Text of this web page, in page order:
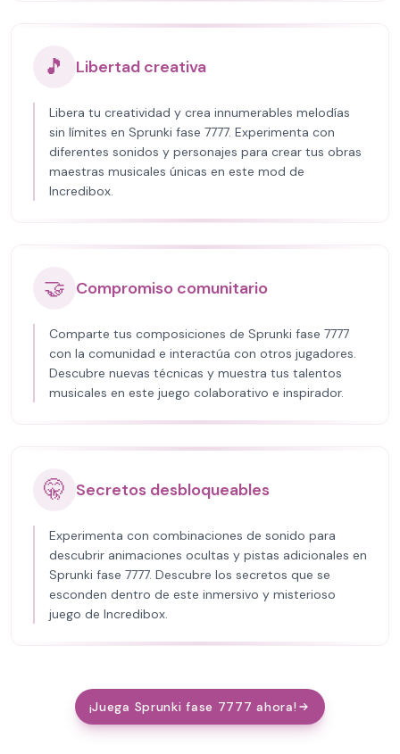
🎵 Libertad creativa
Libera tu creatividad y crea innumerables melodías
sin límites en Sprunki fase 7777. Experimenta con
diferentes sonidos y personajes para crear tus obras
maestras musicales únicas en este mod de
Incredibox.
🤝 Compromiso comunitario
Comparte tus composiciones de Sprunki fase 7777
con la comunidad e interactúa con otros jugadores.
Descubre nuevas técnicas y muestra tus talentos
musicales en este juego colaborativo e inspirador.
🤫 Secretos desbloqueables
Experimenta con combinaciones de sonido para
descubrir animaciones ocultas y pistas adicionales en
Sprunki fase 7777. Descubre los secretos que se
esconden dentro de este inmersivo y misterioso
juego de Incredibox.
¡Juega Sprunki fase 7777 ahora!